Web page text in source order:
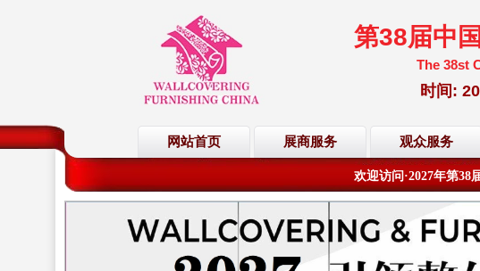
第38届中
The 38st
时间:
网站首页 展商服务 观众服务
欢迎访问·2027年第